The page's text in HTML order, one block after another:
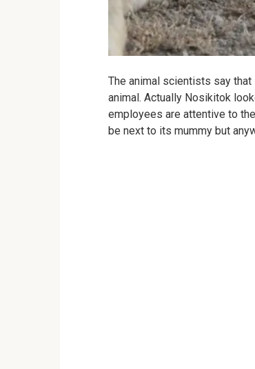
The animal scientists say
animal. Actually Nosikitok
employees are attentive to
be next to its mummy but